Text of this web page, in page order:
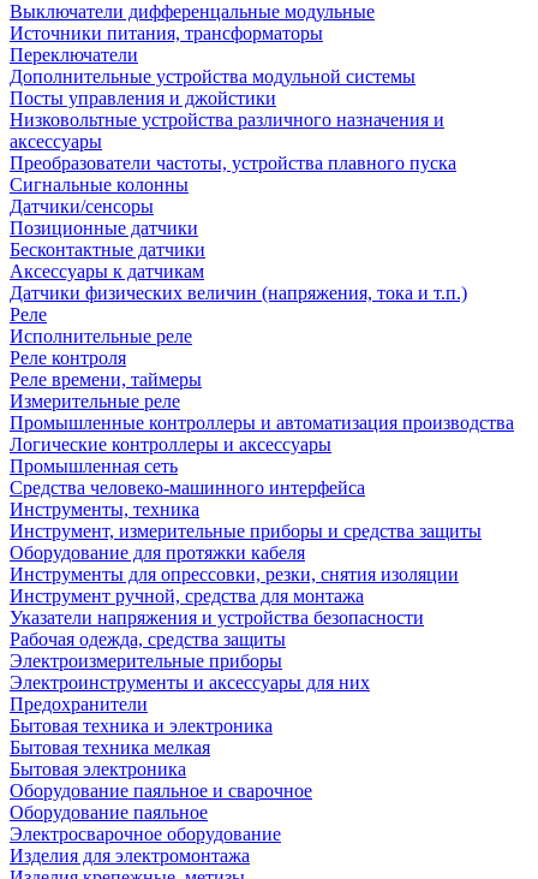
Выключатели дифференцальные модульные
Источники питания, трансформаторы
Переключатели
Дополнительные устройства модульной системы
Посты управления и джойстики
Низковольтные устройства различного назначения и
аксессуары
Преобразователи частоты, устройства плавного пуска
Сигнальные колонны
Датчики/сенсоры
Позиционные датчики
Бесконтактные датчики
Аксессуары к датчикам
Датчики физических величин (напряжения, тока и т.п.)
Реле
Исполнительные реле
Реле контроля
Реле времени, таймеры
Измерительные реле
Промышленные контроллеры и автоматизация производства
Логические контроллеры и аксессуары
Промышленная сеть
Средства человеко-машинного интерфейса
Инструменты, техника
Инструмент, измерительные приборы и средства защиты
Оборудование для протяжки кабеля
Инструменты для опрессовки, резки, снятия изоляции
Инструмент ручной, средства для монтажа
Указатели напряжения и устройства безопасности
Рабочая одежда, средства защиты
Электроизмерительные приборы
Электроинструменты и аксессуары для них
Предохранители
Бытовая техника и электроника
Бытовая техника мелкая
Бытовая электроника
Оборудование паяльное и сварочное
Оборудование паяльное
Электросварочное оборудование
Изделия для электромонтажа